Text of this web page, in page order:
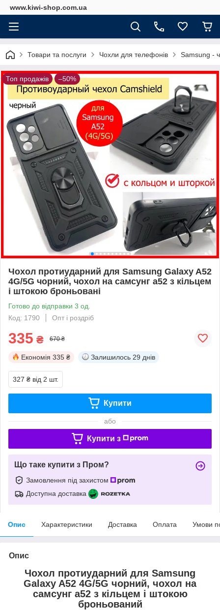
www.kiwi-shop.com.ua
Товари та послуги Чохли для телефонів Samsung -
Топ продажів –50%
Чохол протиударний для Samsung Galaxy A52
4G/5G чорний, чохол на самсунг а52 з кільцем
і штокою броньовані
Готово до відправки 3 од.
Код: 1790
Опт і роздріб
335 ₴ 670 ₴
Економія 335 ₴ Залишилось 29 днів
327 ₴ від 2 шт.
Купити
або
Купити з
Що таке купити з Пром?
Замовлення під захистом
Доступна доставка
Опис Характеристики Доставка Оплата Умови
Опис
Чохол протиударний для Samsung
Galaxy A52 4G/5G чорний, чохол на
самсунг а52 з кільцем і штокою
броньований